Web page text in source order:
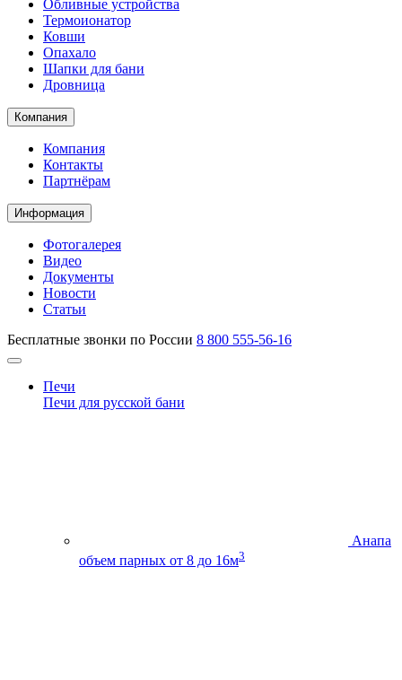
Обливные устройства
Термоионатор
Ковши
Опахало
Шапки для бани
Дровница
Компания
Компания
Контакты
Партнёрам
Информация
Фотогалерея
Видео
Документы
Новости
Статьи
Бесплатные звонки по России 8 800 555-56-16
Печи
Печи для русской бани
Анапа
объем парных от 8 до 16м3